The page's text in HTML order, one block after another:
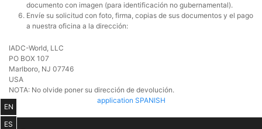
documento con imagen (para identificación no gubernamental).
Envíe su solicitud con foto, firma, copias de sus documentos y el pago
a nuestra oficina a la dirección:
IADC-World, LLC
PO BOX 107
Marlboro, NJ 07746
USA
NOTA: No olvide poner su dirección de devolución.
application SPANISH
EN
ES